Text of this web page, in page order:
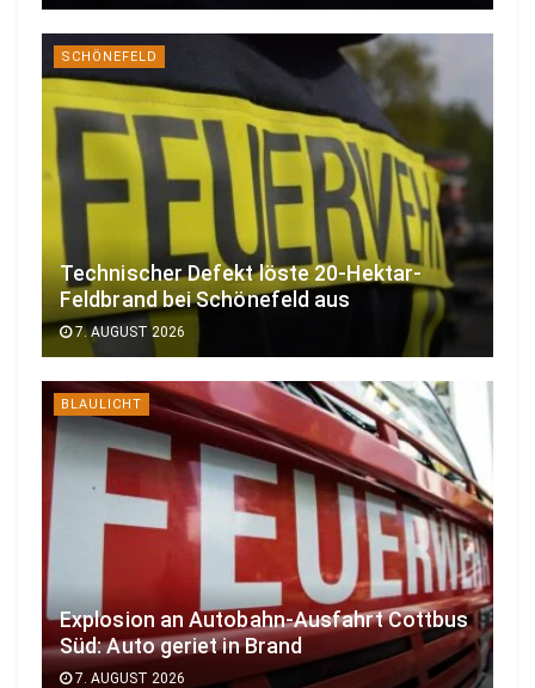
SCHÖNEFELD
Technischer Defekt löste 20-Hektar-
Feldbrand bei Schönefeld aus
7. AUGUST 2026
BLAULICHT
Explosion an Autobahn-Ausfahrt Cottbus
Süd: Auto geriet in Brand
7. AUGUST 2026